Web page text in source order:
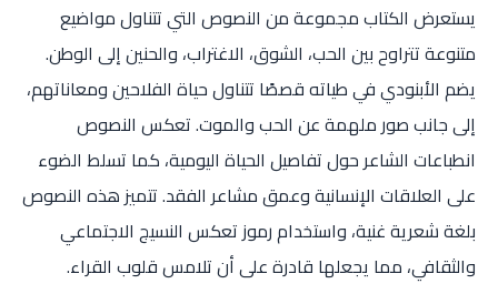
يستعرض الكتاب مجموعة من النصوص التي تتناول مواضيع
متنوعة تتراوح بين الحب، الشوق، الاغتراب، والحنين إلى الوطن.
يضم الأبنودي في طياته قصصًا تتناول حياة الفلاحين ومعاناتهم،
إلى جانب صور ملهمة عن الحب والموت. تعكس النصوص
انطباعات الشاعر حول تفاصيل الحياة اليومية، كما تسلط الضوء
على العلاقات الإنسانية وعمق مشاعر الفقد. تتميز هذه النصوص
بلغة شعرية غنية، واستخدام رموز تعكس النسيج الاجتماعي
والثقافي، مما يجعلها قادرة على أن تلامس قلوب القراء.